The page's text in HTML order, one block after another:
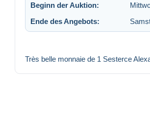
Beginn der Auktion:
Ende des Angebots:
Très belle monnaie de 1 Sesterce